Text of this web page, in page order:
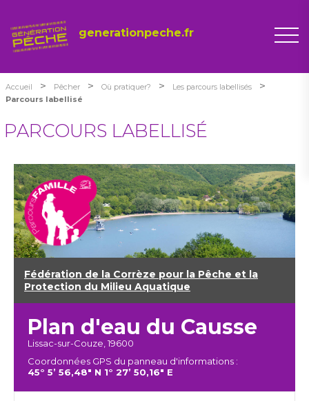
generationpeche.fr
Accueil > Pêcher > Où pratiquer? > Les parcours labellisés >
Parcours labellisé
PARCOURS LABELLISÉ
Fédération de la Corrèze pour la Pêche et la
Protection du Milieu Aquatique
Plan d'eau du Causse
Lissac-sur-Couze, 19600
Coordonnées GPS du panneau d'informations :
45° 5’ 56,48" N 1° 27’ 50,16" E